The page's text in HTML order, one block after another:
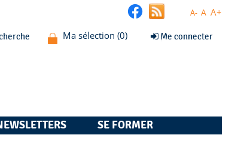
A- A A+
Me connecter
SE FORMER